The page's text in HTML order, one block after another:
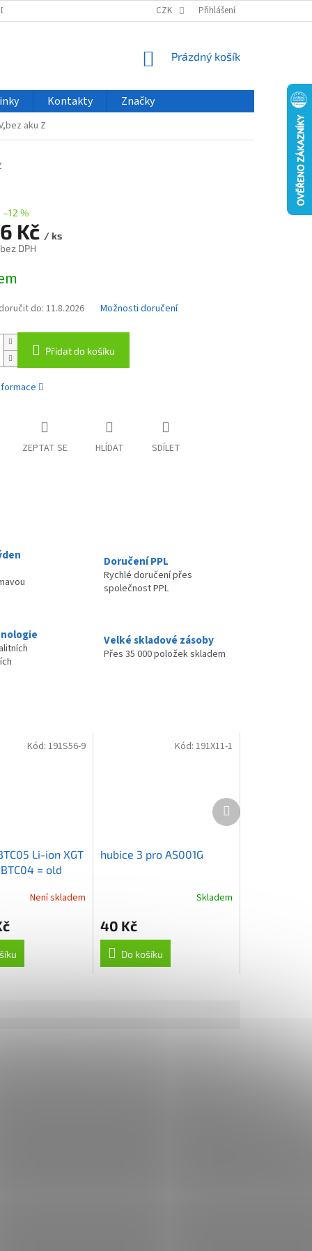
VELKOOBCHOD ČASTO KLADENÉ DOTAZY
CZK Přihlášení
NÁKUPNÍ
Prázdný košík
Kontakty Značky
aku Z
–12 %
Kč / ks
DPH
do: 11.8.2026 Možnosti doručení
Přidat do košíku
ZEPTAT SE HLÍDAT SDÍLET
Doručení PPL
Rychlé doručení přes
společnost PPL
Velké skladové zásoby
Přes 35 000 položek skladem
Li-ion XGT
= old
Není skladem
Kód:191S56-9
hubice 3 pro AS001G
Skladem
40 Kč
Do košíku
Kód: 191X11-1
Další
produkt